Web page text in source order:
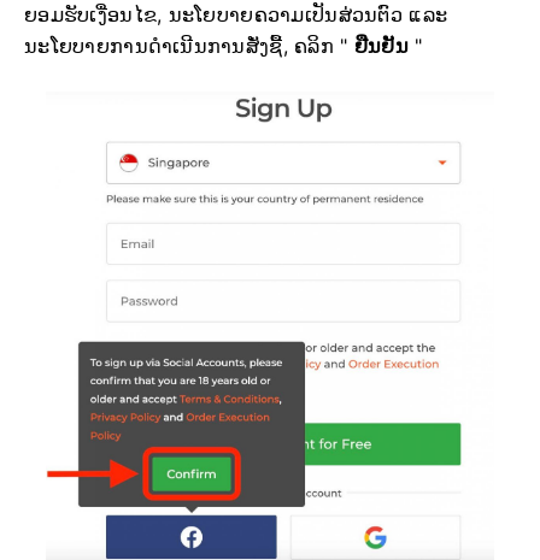
ຍອມຮັບເງື່ອນໄຂ, ນະໂຍບາຍຄວາມເປັນສ່ວນຕົວ ແລະ
ນະໂຍບາຍການດຳເນີນການສັ່ງຊື້, ຄລິກ " ຢືນຢັນ"